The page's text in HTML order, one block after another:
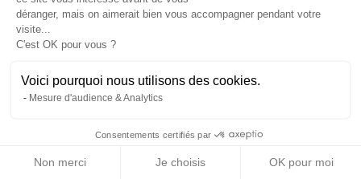
Laisser un commentaire
© 2019 tous droits réservés. Les Digicurieux –
légales –Conditions Générales de Vente
déranger, mais on aimerait bien vous accompagner pendant votre
visite...
C'est OK pour vous ?
Voici pourquoi nous utilisons des cookies.
Mesure d'audience & Analytics
Consentements certifiés par
Non merci Je choisis OK pour moi